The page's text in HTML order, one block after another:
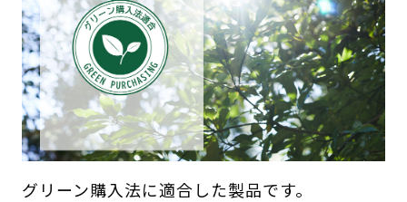
グリーン購入法に適合した製品です。